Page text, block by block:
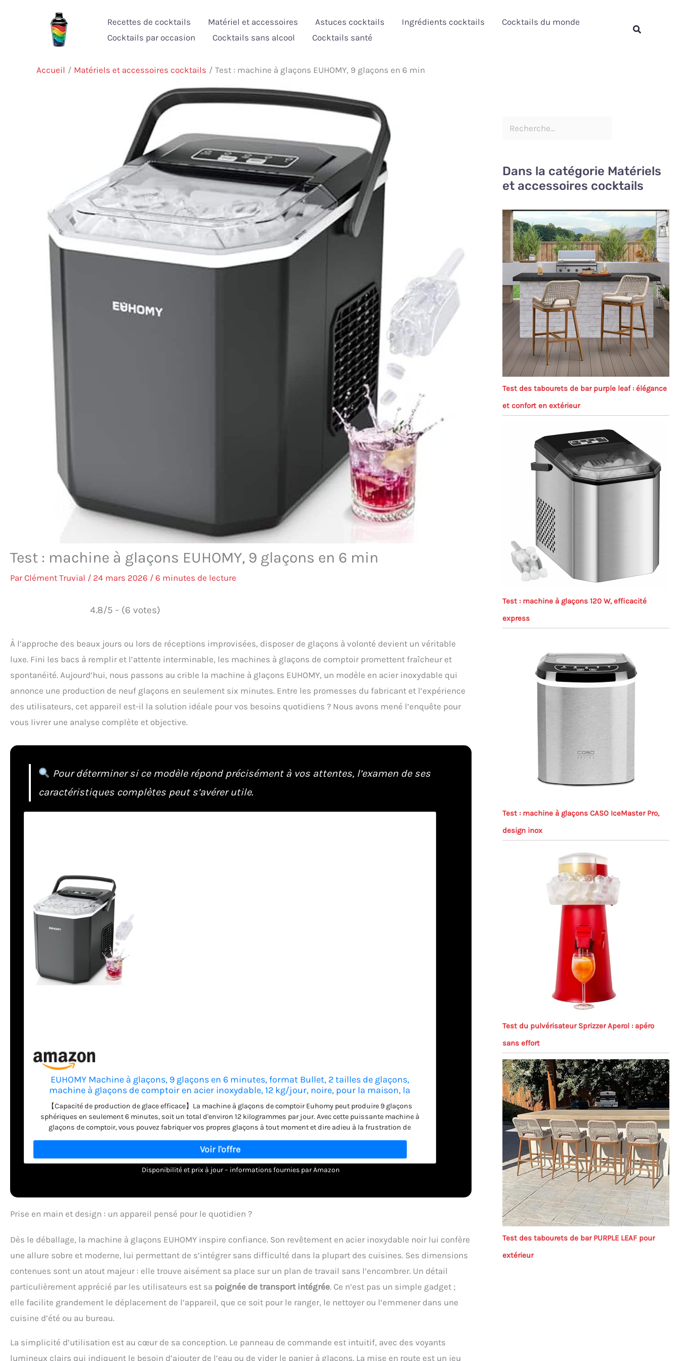
Recettes de cocktails Matériel et accessoires Astuces cocktails Ingrédients cocktails
Cocktails du monde
Cocktails par occasion
Cocktails sans alcool Cocktails santé
Rechercher
Accueil Matériels et accessoires cocktails Test : machine à glaçons EUHOMY, 9 glaçons en 6 min
Test : machine à glaçons EUHOMY, 9 glaçons en 6 min
Par Clément Truvial / 24 mars 2026 / 6 minutes de lecture
4.8/5 - (6 votes)
À l’approche des beaux jours ou lors de réceptions improvisées, disposer de glaçons à volonté devient un véritable
luxe. Fini les bacs à remplir et l’attente interminable, les machines à glaçons de comptoir promettent fraîcheur et
spontanéité. Aujourd’hui, nous passons au crible la machine à glaçons EUHOMY, un modèle en acier inoxydable qui
annonce une production de neuf glaçons en seulement six minutes. Entre les promesses du fabricant et l’expérience
des utilisateurs, cet appareil est-il la solution idéale pour vos besoins quotidiens ? Nous avons mené l’enquête pour
vous livrer une analyse complète et objective.
Pour déterminer si ce modèle répond précisément à vos attentes, l’examen de ses
caractéristiques complètes peut s’avérer utile.
EUHOMY Machine à glaçons, 9 glaçons en 6 minutes, format Bullet, 2 tailles de glaçons,
machine à glaçons de comptoir en acier inoxydable, 12 kg/jour, noire, pour la maison, la
cuisine, le bureau
【Capacité de production de glace efficace】La machine à glaçons de comptoir Euhomy peut produire 9 glaçons
sphériques en seulement 6 minutes, soit un total d'environ 12 kilogrammes par jour. Avec cette puissante machine à
glaçons de comptoir, vous pouvez fabriquer vos propres glaçons à tout moment et dire adieu à la frustration de
réservoir d'eau avec de l'eau et appuyez sur le bouton marche/arrêt. Lorsque la glace est pleine ou que le niveau d'eau est
bas, le voyant lumineux clignote pour vous alerter. Que vous soyez débutant ou professionnel chevronné, utiliser notre
sorbetière est un jeu d'enfant ! Parfait pour un usage domestique. 【Épaisseur de glace réglable】La machine à glaçons
Personnalisez vos glaçons selon vos besoins et entrez dans une nouvelle ère de fabrication de glace. 【Portabilité】
dans votre chambre, votre cuisine, votre camping ou partout où vous le souhaitez et profiter de la fraîcheur de la glace et
des glaçons ! Restez au frais même pendant l’été britannique le plus chaud. 【Autonettoyage】Grâce au système de
nettoyage automatique intégré, vous pouvez facilement éviter le processus de nettoyage fastidieux. Appuyez simplement
sur le bouton d'alimentation pendant environ 5 secondes et le cycle de nettoyage de la machine à glace démarrera. Cela
élimine le besoin d’un nettoyage manuel fastidieux. Laissez la fonction de nettoyage automatique faire le travail pour
vous. 【Support fiable】Que vous soyez célibataire, étudiant ou membre de la famille, nous méritons tous un peu de
luxe dans nos vies. Euhomy offre à ses clients une garantie d'un an. Si vous rencontrez des problèmes lors de
l'utilisation de la sorbetière, n'hésitez pas à nous le faire savoir. Nous sommes heureux de vous accompagner à tout
Disponibilité et prix à jour – informations fournies par Amazon
Prise en main et design : un appareil pensé pour le quotidien ?
Dès le déballage, la machine à glaçons EUHOMY inspire confiance. Son revêtement en acier inoxydable noir lui confère
une allure sobre et moderne, lui permettant de s’intégrer sans difficulté dans la plupart des cuisines. Ses dimensions
contenues sont un atout majeur : elle trouve aisément sa place sur un plan de travail sans l’encombrer. Un détail
particulièrement apprécié par les utilisateurs est sa poignée de transport intégrée. Ce n’est pas un simple gadget ;
elle facilite grandement le déplacement de l’appareil, que ce soit pour le ranger, le nettoyer ou l’emmener dans une
cuisine d’été ou au bureau.
La simplicité d’utilisation est au cœur de sa conception. Le panneau de commande est intuitif, avec des voyants
lumineux clairs qui indiquent le besoin d’ajouter de l’eau ou de vider le panier à glaçons. La mise en route est un jeu
e
Dans la catégorie Matériels
et accessoires cocktails
Test des tabourets de bar purple leaf : élégance
et confort en extérieur
Test : machine à glaçons 120 W, efficacité
express
Test : machine à glaçons CASO IceMaster Pro,
design inox
Test du pulvérisateur Sprizzer Aperol : apéro
sans effort
Test des tabourets de bar PURPLE LEAF pour
extérieur